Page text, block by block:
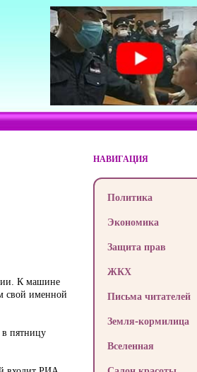
К машине
свой именной
пятницу
НАВИГАЦИЯ
Политика
Экономика
Защита прав
ЖКХ
Письма читателей
Земля-кормилица
Вселенная